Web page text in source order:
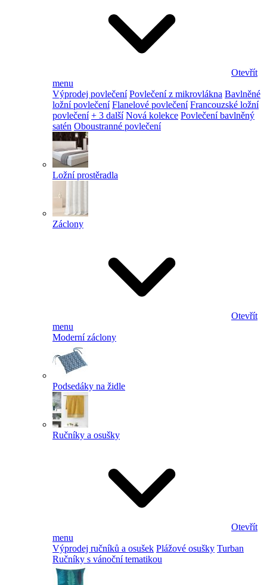
Otevřít
menu
Výprodej povlečení Povlečení z mikrovlákna Bavlněné
ložní povlečení Flanelové povlečení Francouzské ložní
povlečení + 3 další Nová kolekce Povlečení bavlněný
satén Oboustranné povlečení
Ložní prostěradla
Záclony
Otevřít
menu
Moderní záclony
Podsedáky na židle
Ručníky a osušky
Otevřít
menu
Výprodej ručníků a osušek Plážové osušky Turban
Ručníky s vánoční tematikou